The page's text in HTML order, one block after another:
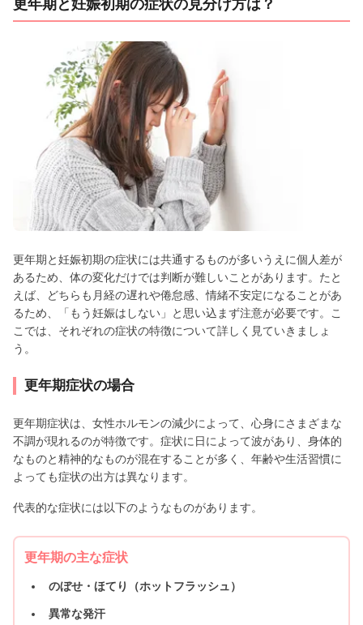
更年期と妊娠初期の症状の見分け方は？
更年期と妊娠初期の症状には共通するものが多いうえに個人差が
あるため、体の変化だけでは判断が難しいことがあります。たと
えば、どちらも月経の遅れや倦怠感、情緒不安定になることがあ
るため、「もう妊娠はしない」と思い込まず注意が必要です。こ
こでは、それぞれの症状の特徴について詳しく見ていきましょ
う。
更年期症状の場合
更年期症状は、女性ホルモンの減少によって、心身にさまざまな
不調が現れるのが特徴です。症状に日によって波があり、身体的
なものと精神的なものが混在することが多く、年齢や生活習慣に
よっても症状の出方は異なります。
代表的な症状には以下のようなものがあります。
更年期の主な症状
のぼせ・ほてり（ホットフラッシュ）
異常な発汗